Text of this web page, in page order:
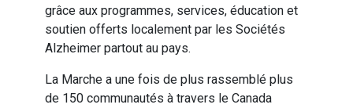
grâce aux programmes, services, éducation et
soutien offerts localement par les Sociétés
Alzheimer partout au pays.
La Marche a une fois de plus rassemblé plus
de 150 communautés à travers le Canada